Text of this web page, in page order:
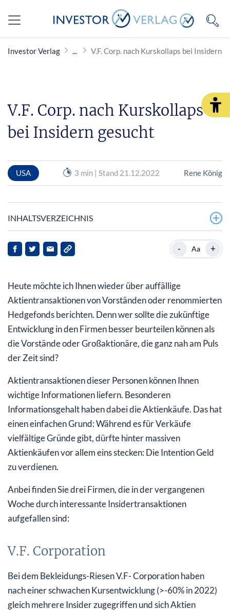
Investor Verlag V.F. Corp. nach Kurskollaps bei Insidern
V.F. Corp. nach Kurskollaps
bei Insidern gesucht
USA 3 min | Stand 21.12.2022 Rene König
INHALTSVERZEICHNIS
V.F. Corporation
United Airlines Holdings
- Aa +
Heute möchte ich Ihnen wieder über auffällige
Aktientransaktionen von Vorständen oder renommierten
Hedgefonds berichten. Denn wer sollte die zukünftige
Entwicklung in den Firmen besser beurteilen können als
die Vorstände oder Großaktionäre, die ganz nah am Puls
der Zeit sind?
Aktientransaktionen dieser Personen können Ihnen
wichtige Informationen liefern. Besonderen
Informationsgehalt haben dabei die Aktienkäufe. Das hat
einen einfachen Grund: Während es für Verkäufe
vielfältige Gründe gibt, dürfte ­hinter massiven
Aktienkäufen vor allem eins stecken: Die Intention Geld
zu verdienen.
Anbei finden Sie drei Firmen, die in der vergangenen
Woche durch interessante Insidertransaktionen
aufgefallen sind:
V.F. Corporation
Bei dem Bekleidungs-Riesen V.F- Corporation haben
nach einer schwachen Kursentwicklung (>-60% in 2022)
gleich mehrere Insider zugegriffen und sich Aktien